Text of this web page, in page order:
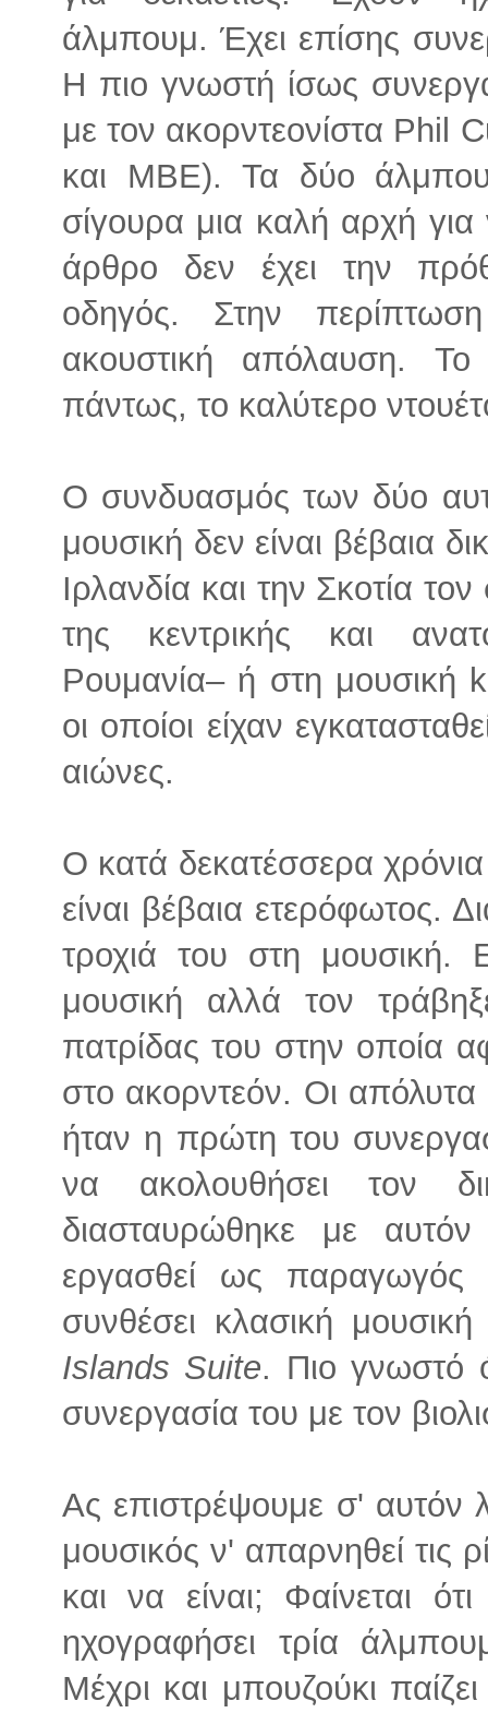
άλμπουμ. Έχει επίσης
Η πιο γνωστή ίσως
με τον ακορντεονίστα Phil
και MBE). Τα δύο
σίγουρα μια καλή αρχή
άρθρο δεν έχει την
οδηγός. Στην
ακουστική απόλαυση.
πάντως, το καλύτερο
Ο συνδυασμός των δύο
μουσική δεν είναι βέβαια
Ιρλανδία και την Σκοτία
της κεντρικής και
Ρουμανία– ή στη μουσική
οι οποίοι είχαν
αιώνες.
Ο κατά δεκατέσσερα
είναι βέβαια ετερόφωτος.
τροχιά του στη μουσική.
μουσική αλλά τον
πατρίδας του στην οποία
στο ακορντεόν. Οι
ήταν η πρώτη του
να ακολουθήσει τον
διασταυρώθηκε με
εργασθεί ως παραγωγός
συνθέσει κλασική
Islands Suite. Πιο γνωστό
συνεργασία του με τον
Ας επιστρέψουμε σ' αυτόν
μουσικός ν' απαρνηθεί τις
και να είναι; Φαίνεται
ηχογραφήσει τρία
Μέχρι και μπουζούκι